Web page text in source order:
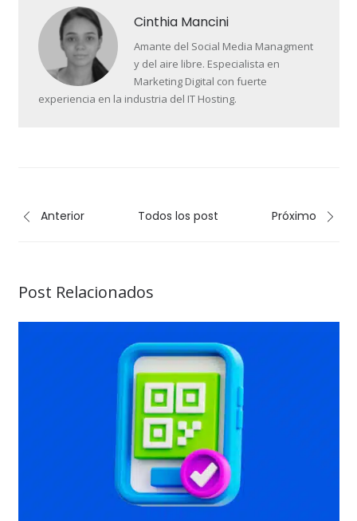
Cinthia Mancini
Amante del Social Media Managment
y del aire libre. Especialista en
Marketing Digital con fuerte
experiencia en la industria del IT Hosting.
Anterior Todos los post Próximo
Post Relacionados